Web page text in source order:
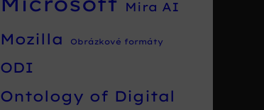
Mira AI
Mozilla Obrázkové formáty
ODI
Ontology of Digital